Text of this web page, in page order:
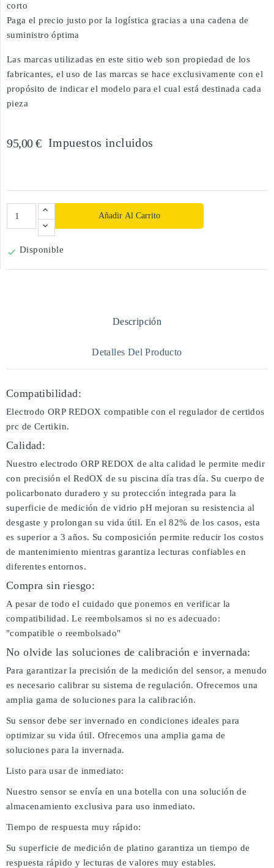
corto
Paga el precio justo por la logística gracias a una cadena de
suministro óptima
Las marcas utilizadas en este sitio web son propiedad de los
fabricantes, el uso de las marcas se hace exclusivamente con el
propósito de indicar el modelo para el cual está destinada cada
pieza
95,00 € Impuestos incluidos
Añadir Al Carrito
 Disponible
Descripción
Detalles Del Producto
Compatibilidad:
Electrodo ORP REDOX compatible con el regulador de certidos
prc de Certikin.
Calidad:
Nuestro electrodo ORP REDOX de alta calidad le permite medir
con precisión el RedOX de su piscina día tras día. Su cuerpo de
policarbonato duradero y su protección integrada para la
superficie de medición de vidrio pH mejoran su resistencia al
desgaste y prolongan su vida útil. En el 82% de los casos, esta
es superior a 3 años. Su composición permite reducir los costos
de mantenimiento mientras garantiza lecturas confiables en
diferentes entornos.
Compra sin riesgo:
A pesar de todo el cuidado que ponemos en verificar la
compatibilidad. Le reembolsamos si no es adecuado:
"compatible o reembolsado"
No olvide las soluciones de calibración e invernada:
Para garantizar la precisión de la medición del sensor, a menudo
es necesario calibrar su sistema de regulación. Ofrecemos una
amplia gama de soluciones para la calibración.
Su sensor debe ser invernado en condiciones ideales para
optimizar su vida útil. Ofrecemos una amplia gama de
soluciones para la invernada.
Listo para usar de inmediato:
Nuestro sensor se envía en una botella con una solución de
almacenamiento exclusiva para uso inmediato.
Tiempo de respuesta muy rápido:
Su superficie de medición de platino garantiza un tiempo de
respuesta rápido y lecturas de valores muy estables.